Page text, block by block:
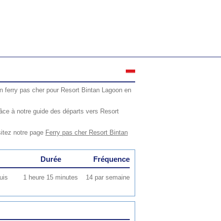
ferry pas cher pour Resort Bintan Lagoon en
à notre guide des départs vers Resort
notre page Ferry pas cher Resort Bintan
Durée Fréquence
1 heure 15 minutes 14 par semaine